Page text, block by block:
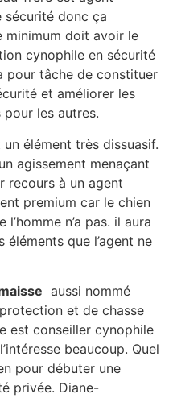
sécurité donc ça
minimum doit avoir le
cynophile en sécurité
pour tâche de constituer
et améliorer les
pour les autres.
élément très dissuasif.
agissement menaçant
recours à un agent
premium car le chien
n’a pas. il aura
que l’agent ne
aussi nommé
et de chasse
est conseiller cynophile
beaucoup. Quel
pour débuter une
privée. Diane-